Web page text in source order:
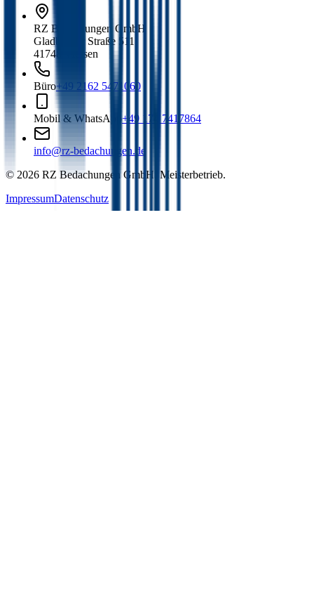
RZ Bedachungen GmbH
Gladbacher Straße 511
41748 Viersen
Büro+49 2162 5471060
Mobil & WhatsApp+49 174 7417864
info@rz-bedachungen.de
© 2026 RZ Bedachungen GmbH. Meisterbetrieb.
ImpressumDatenschutz